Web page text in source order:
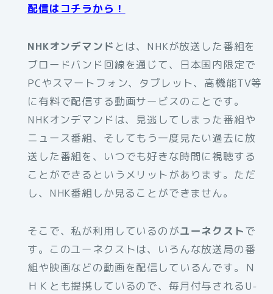
配信はコチラから！
NHKオンデマンド とは、NHKが放送した番組を
ブロードバンド回線を通じて、日本国内限定で
PCやスマートフォン、タブレット、高機能TV等
に有料で配信する動画サービスのことです。
NHKオンデマンドは、見逃してしまった番組や
ニュース番組、そしてもう一度見たい過去に放
送した番組を、いつでも好きな時間に視聴する
ことができるというメリットがあります。ただ
し、NHK番組しか見ることができません。
そこで、私が利用しているのがユーネクストで
す。このユーネクストは、いろんな放送局の番
組や映画などの動画を配信しているんです。Ｎ
ＨＫとも提携しているので、毎月付与されるU-